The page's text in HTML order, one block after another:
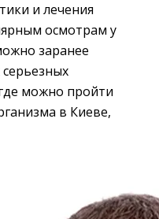
и лечения
осмотрам у
заранее
можно пройти
в Киеве,